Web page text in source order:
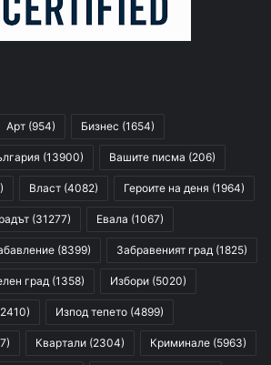
Арт (954) Бизнес (1654)
(13900) Вашите писма (206)
Власт (4082) Героите на деня (1964)
(31277) Евала (1067)
(8399) Забравеният град (1825)
град (1358) Избори (5020)
Изпод тепето (4899)
Квартали (2304) Криминале (5963)